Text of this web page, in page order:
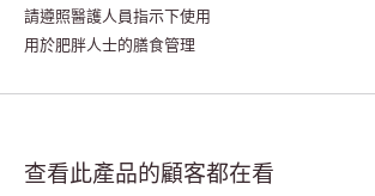
請遵照醫護人員指示下使用
用於肥胖人士的膳食管理
查看此產品的顧客都在看